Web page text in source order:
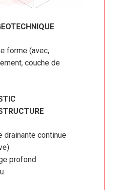
forme (avec,
couche de
drainante continue
profond